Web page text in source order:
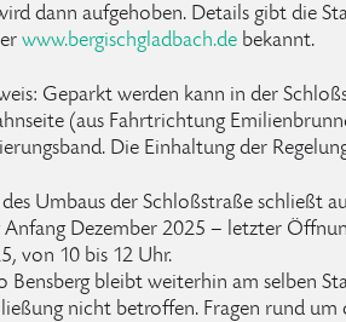
dann aufgehoben. Details gibt die
www.bergischgladbach.de bekannt.
Geparkt werden kann in der
(aus Fahrtrichtung
Die Einhaltung der
Umbaus der Schloßstraße schließt
Anfang Dezember 2025 – letzter
von 10 bis 12 Uhr.
Bensberg bleibt weiterhin am selben
nicht betroffen. Fragen rund um